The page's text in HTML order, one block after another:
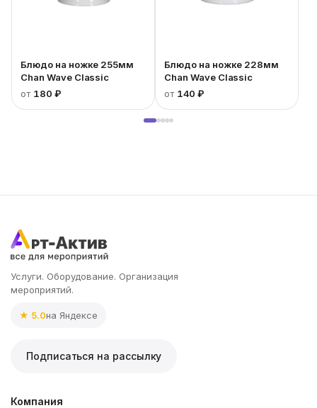
Блюдо на ножке 255мм
Chan Wave Classic
от 180 ₽
Блюдо на ножке 228мм
Chan Wave Classic
от 140 ₽
Услуги. Оборудование. Организация
мероприятий.
★ 5.0на Яндексе
Подписаться на рассылку
Компания